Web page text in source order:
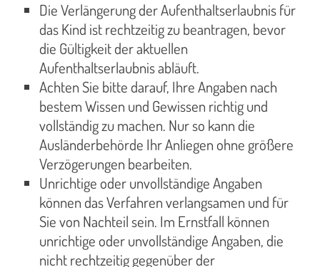
Die Verlängerung der Aufenthaltserlaubnis für
das Kind ist rechtzeitig zu beantragen, bevor
die Gültigkeit der aktuellen
Aufenthaltserlaubnis abläuft.
Achten Sie bitte darauf, Ihre Angaben nach
bestem Wissen und Gewissen richtig und
vollständig zu machen. Nur so kann die
Ausländerbehörde Ihr Anliegen ohne größere
Verzögerungen bearbeiten.
Unrichtige oder unvollständige Angaben
können das Verfahren verlangsamen und für
Sie von Nachteil sein. Im Ernstfall können
unrichtige oder unvollständige Angaben, die
nicht rechtzeitig gegenüber der